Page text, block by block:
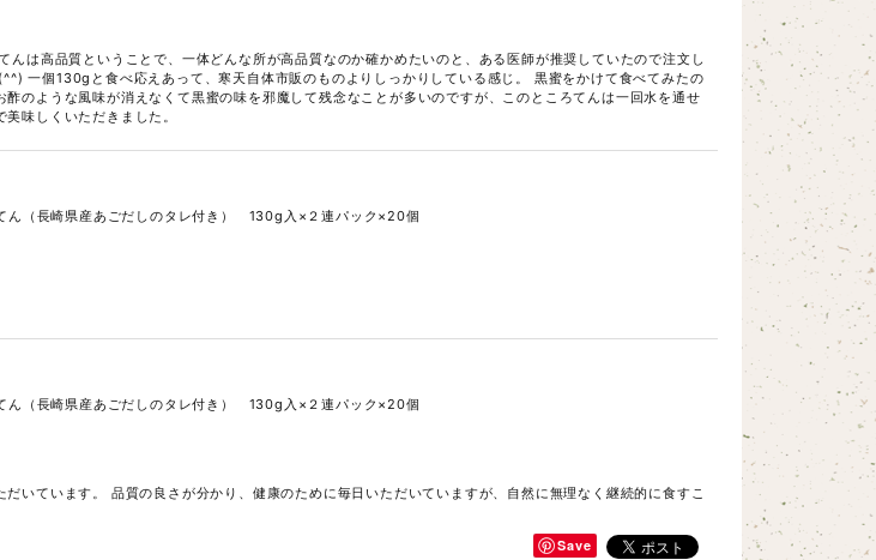
んは高品質ということで、一体どんな所が高品質なのか確かめたいのと、ある医師が推奨していたので注文し
一個130gと食べ応えあって、寒天自体市販のものよりしっかりしている感じ。 黒蜜をかけて食べてみたの
のような風味が消えなくて黒蜜の味を邪魔して残念なことが多いのですが、このところてんは一回水を通せ
味しくいただきました。
ん（長崎県産あごだしのタレ付き） 130g入×２連パック×20個
ん（長崎県産あごだしのタレ付き） 130g入×２連パック×20個
いています。 品質の良さが分かり、健康のために毎日いただいていますが、自然に無理なく継続的に食すこ
Save